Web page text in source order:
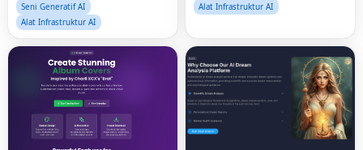
Seni Generatif AI
Alat Infrastruktur AI
Alat Infrastruktur AI